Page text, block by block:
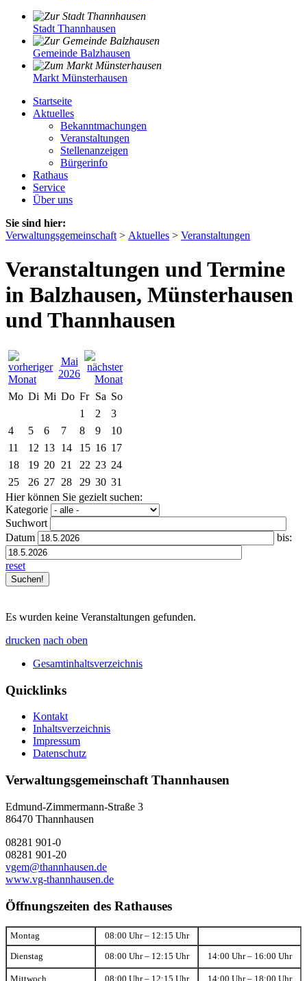
Stadt Thannhausen
Gemeinde Balzhausen
Markt Münsterhausen
Startseite
Aktuelles
Bekanntmachungen
Veranstaltungen
Stellenanzeigen
Bürgerinfo
Rathaus
Service
Über uns
Sie sind hier:
Verwaltungsgemeinschaft > Aktuelles > Veranstaltungen
Veranstaltungen und Termine
in Balzhausen, Münsterhausen
und Thannhausen
Mai
2026
Mo Di Mi Do Fr Sa So
1
2
3
4
5 6 7 8 9
10
11
12 13 14 15 16 17
18
19 20 21 22 23 24
25
26 27 28 29 30 31
Hier können Sie gezielt suchen:
Kategorie
Suchwort
Datum
bis:
reset
Es wurden keine Veranstaltungen gefunden.
drucken nach oben
Gesamtinhaltsverzeichnis
Quicklinks
Kontakt
Inhaltsverzeichnis
Impressum
Datenschutz
Verwaltungsgemeinschaft Thannhausen
Edmund-Zimmermann-Straße 3
86470 Thannhausen
08281 901-0
08281 901-20
vgem@thannhausen.de
www.vg-thannhausen.de
Öffnungszeiten des Rathauses
Montag 08:00 Uhr – 12:15 Uhr
Dienstag 08:00 Uhr – 12:15 Uhr 14:00 Uhr – 16:00 Uhr